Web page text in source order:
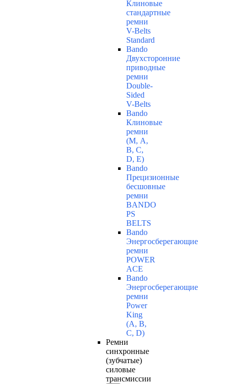
Клиновые
стандартные
ремни
V-Belts
Standard
Bando
Двухсторонние
приводные
ремни
Double-
Sided
V-Belts
Bando
Клиновые
ремни
(М, A,
B, C,
D, Е)
Bando
Прецизионные
бесшовные
ремни
BANDO
PS
BELTS
Bando
Энергосберегающие
ремни
POWER
ACE
Bando
Энергосберегающие
ремни
Power
King
(A, B,
C, D)
Ремни
синхронные
(зубчатые)
силовые
трансмиссии